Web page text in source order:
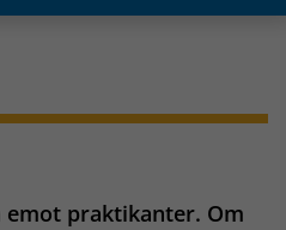
praktikanter. Om